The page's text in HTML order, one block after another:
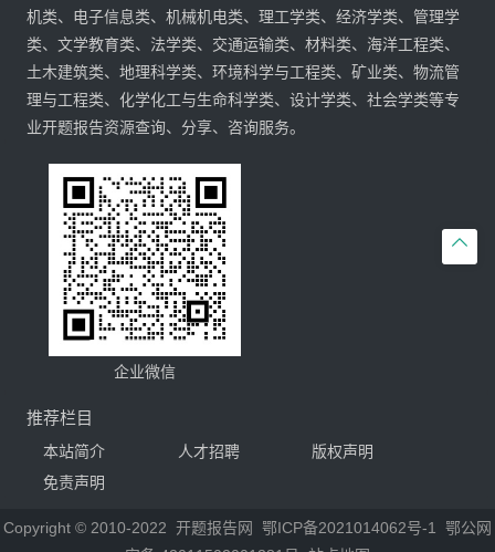

机类、电子信息类、机械机电类、理工学类、经济学类、管理学
类、文学教育类、法学类、交通运输类、材料类、海洋工程类、
土木建筑类、地理科学类、环境科学与工程类、矿业类、物流管
理与工程类、化学化工与生命科学类、设计学类、社会学类等专
业开题报告资源查询、分享、咨询服务。
企业微信
推荐栏目
本站简介 人才招聘
版权声明
免责声明
Copyright © 2010-2022 开题报告网 鄂ICP备2021014062号-1
鄂公网